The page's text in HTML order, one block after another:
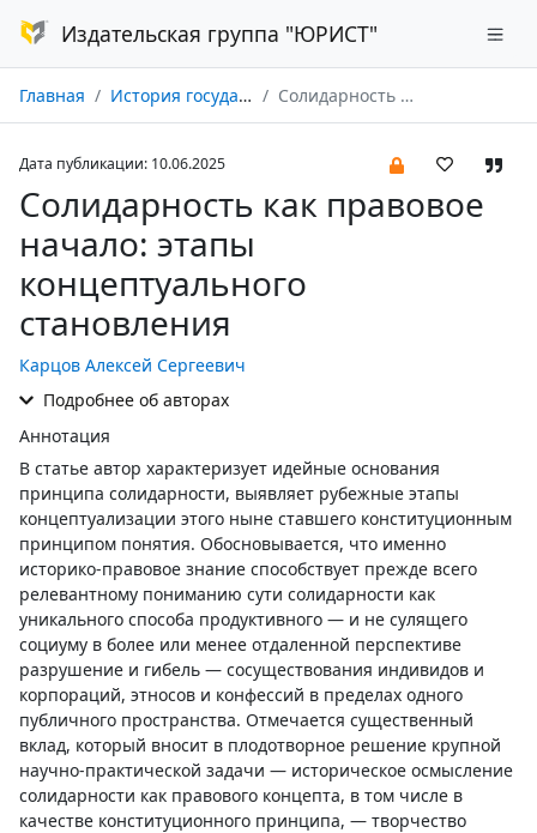
Издательская группа "ЮРИСТ"
Главная История государства и права № 06/2025 Солидарность как правовое начало: этапы концептуального становления
Дата публикации: 10.06.2025
Солидарность как правовое
начало: этапы
концептуального
становления
Карцов Алексей Сергеевич
Подробнее об авторах
Аннотация
В статье автор характеризует идейные основания
принципа солидарности, выявляет рубежные этапы
концептуализации этого ныне ставшего конституционным
принципом понятия. Обосновывается, что именно
историко-правовое знание способствует прежде всего
релевантному пониманию сути солидарности как
уникального способа продуктивного — и не сулящего
социуму в более или менее отдаленной перспективе
разрушение и гибель — сосуществования индивидов и
корпораций, этносов и конфессий в пределах одного
публичного пространства. Отмечается существенный
вклад, который вносит в плодотворное решение крупной
научно-практической задачи — историческое осмысление
солидарности как правового концепта, в том числе в
качестве конституционного принципа, — творчество